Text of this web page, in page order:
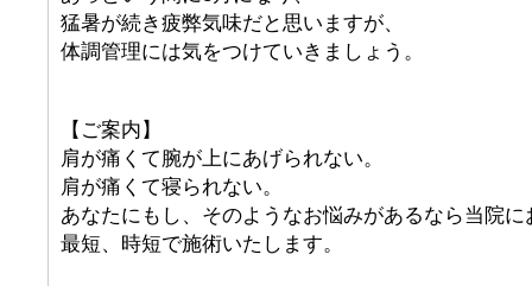
猛暑が続き疲弊気味だと思いますが、
体調管理には気をつけていきましょう。
【ご案内】
肩が痛くて腕が上にあげられない。
肩が痛くて寝られない。
あなたにもし、そのようなお悩みがあるなら当院
最短、時短で施術いたします。